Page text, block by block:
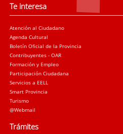
Te interesa
Atención al Ciudadano
Agenda Cultural
Boletín Oficial de la Provincia
Contribuyentes - OAR
Formación y Empleo
Participación Ciudadana
Servicios a EELL
Smart Provincia
Turismo
@Webmail
Trámites